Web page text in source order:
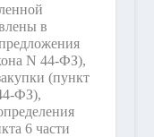
в
N 44-ФЗ),
(пункт
ФЗ),
6 части